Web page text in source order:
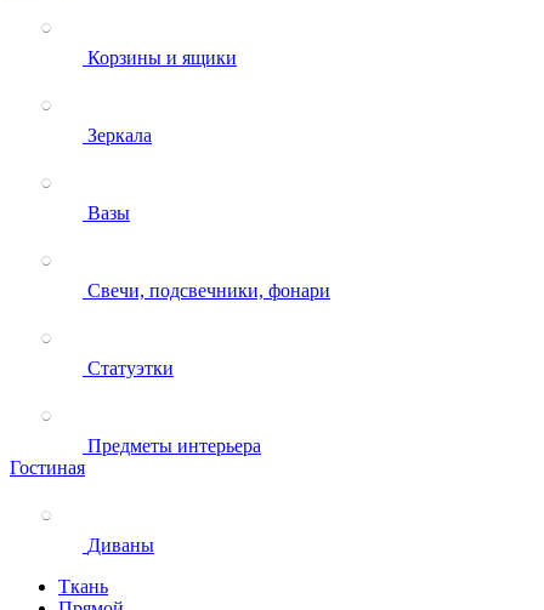
Корзины и ящики
Зеркала
Вазы
Свечи, подсвечники, фонари
Статуэтки
Предметы интерьера
Гостиная
Диваны
Ткань